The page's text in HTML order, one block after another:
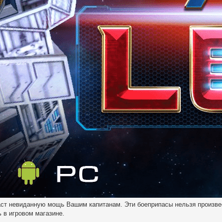
невиданную мощь Вашим капитанам. Эти боеприпасы нельзя
в игровом магазине.